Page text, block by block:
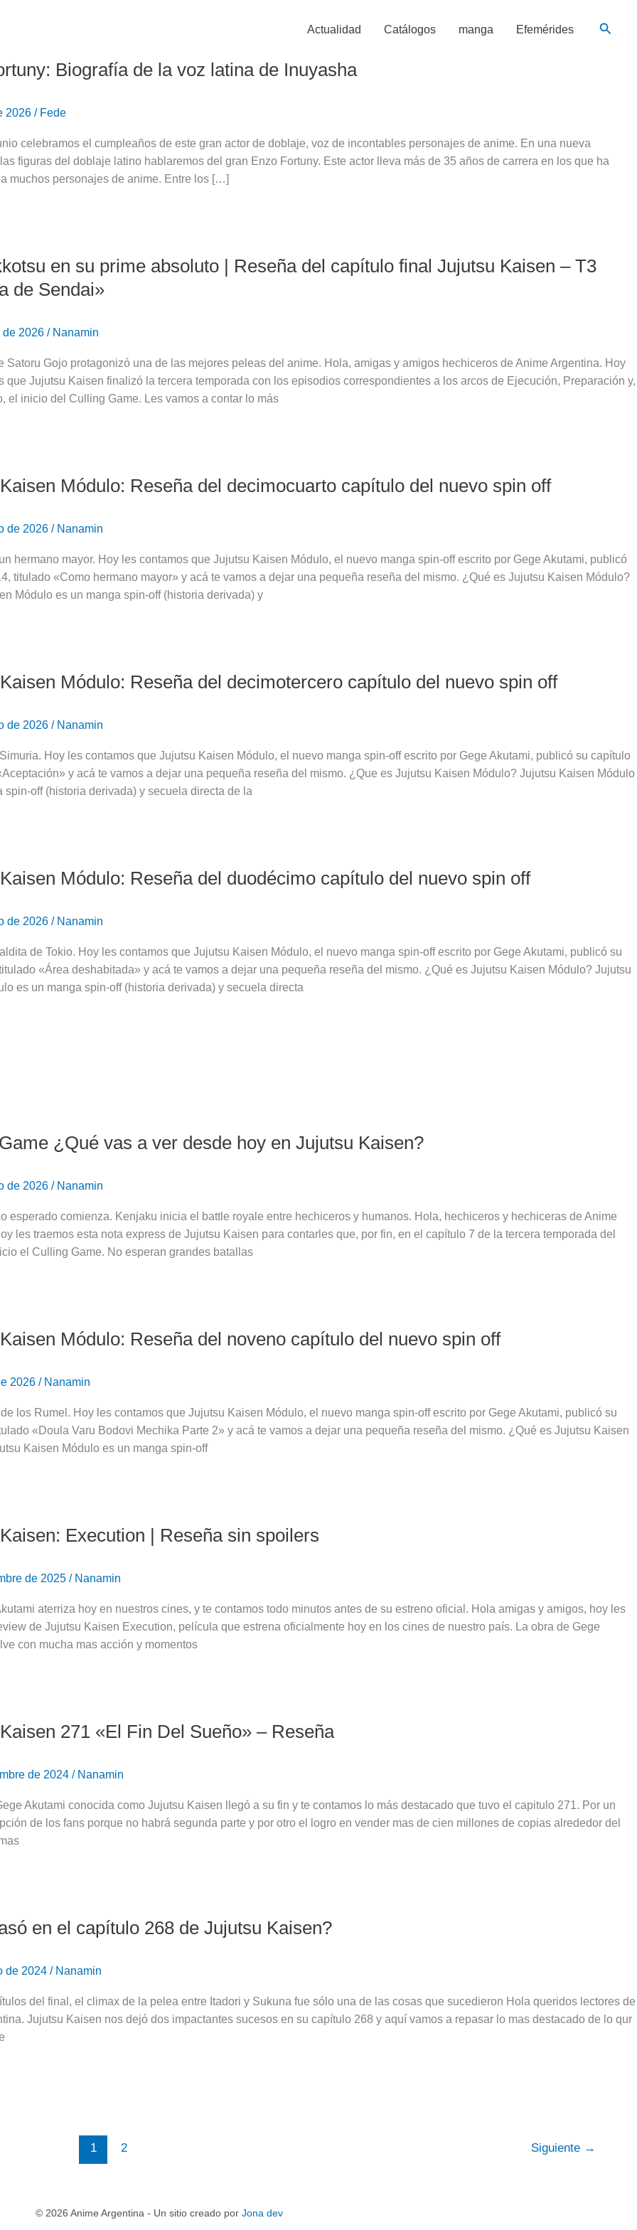
Actualidad Catálogos manga Efemérides
Biografía de la voz latina de Inuyasha
2026 / Fede
celebramos el cumpleaños de este gran actor de doblaje, voz de incontables personajes de anime. En una nueva
figuras del doblaje latino hablaremos del gran Enzo Fortuny. Este actor lleva más de 35 años de carrera en los que ha
muchos personajes de anime. Entre los […]
en su prime absoluto | Reseña del capítulo final Jujutsu Kaisen – T3
de Sendai»
de 2026 / Nanamin
Satoru Gojo protagonizó una de las mejores peleas del anime. Hola, amigas y amigos hechiceros de Anime Argentina. Hoy
que Jujutsu Kaisen finalizó la tercera temporada con los episodios correspondientes a los arcos de Ejecución, Preparación y,
el inicio del Culling Game. Les vamos a contar lo más
Módulo: Reseña del decimocuarto capítulo del nuevo spin off
de 2026 / Nanamin
hermano mayor. Hoy les contamos que Jujutsu Kaisen Módulo, el nuevo manga spin-off escrito por Gege Akutami, publicó
titulado «Como hermano mayor» y acá te vamos a dejar una pequeña reseña del mismo. ¿Qué es Jujutsu Kaisen Módulo?
Módulo es un manga spin-off (historia derivada) y
Módulo: Reseña del decimotercero capítulo del nuevo spin off
de 2026 / Nanamin
Hoy les contamos que Jujutsu Kaisen Módulo, el nuevo manga spin-off escrito por Gege Akutami, publicó su capítulo
y acá te vamos a dejar una pequeña reseña del mismo. ¿Que es Jujutsu Kaisen Módulo? Jujutsu Kaisen Módulo
spin-off (historia derivada) y secuela directa de la
Módulo: Reseña del duodécimo capítulo del nuevo spin off
de 2026 / Nanamin
de Tokio. Hoy les contamos que Jujutsu Kaisen Módulo, el nuevo manga spin-off escrito por Gege Akutami, publicó su
«Área deshabitada» y acá te vamos a dejar una pequeña reseña del mismo. ¿Qué es Jujutsu Kaisen Módulo? Jujutsu
es un manga spin-off (historia derivada) y secuela directa
¿Qué vas a ver desde hoy en Jujutsu Kaisen?
de 2026 / Nanamin
esperado comienza. Kenjaku inicia el battle royale entre hechiceros y humanos. Hola, hechiceros y hechiceras de Anime
les traemos esta nota express de Jujutsu Kaisen para contarles que, por fin, en el capítulo 7 de la tercera temporada del
el Culling Game. No esperan grandes batallas
Módulo: Reseña del noveno capítulo del nuevo spin off
2026 / Nanamin
los Rumel. Hoy les contamos que Jujutsu Kaisen Módulo, el nuevo manga spin-off escrito por Gege Akutami, publicó su
«Doula Varu Bodovi Mechika Parte 2» y acá te vamos a dejar una pequeña reseña del mismo. ¿Qué es Jujutsu Kaisen
Kaisen Módulo es un manga spin-off
Execution | Reseña sin spoilers
de 2025 / Nanamin
aterriza hoy en nuestros cines, y te contamos todo minutos antes de su estreno oficial. Hola amigas y amigos, hoy les
de Jujutsu Kaisen Execution, película que estrena oficialmente hoy en los cines de nuestro país. La obra de Gege
con mucha mas acción y momentos
271 «El Fin Del Sueño» – Reseña
de 2024 / Nanamin
Akutami conocida como Jujutsu Kaisen llegó a su fin y te contamos lo más destacado que tuvo el capitulo 271. Por un
de los fans porque no habrá segunda parte y por otro el logro en vender mas de cien millones de copias alrededor del
en el capítulo 268 de Jujutsu Kaisen?
de 2024 / Nanamin
del final, el climax de la pelea entre Itadori y Sukuna fue sólo una de las cosas que sucedieron Hola queridos lectores de
Jujutsu Kaisen nos dejó dos impactantes sucesos en su capítulo 268 y aquí vamos a repasar lo mas destacado de lo qur
1 2 Siguiente →
© 2026 Anime Argentina - Un sitio creado por Jona dev